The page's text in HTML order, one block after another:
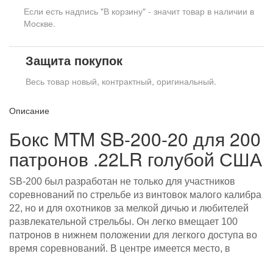
Если есть надпись "В корзину" - значит товар в наличии в
Москве.
Защита покупок
Весь товар новый, контрактный, оригинальный.
Описание
Бокс MTM SB-200-20 для 200
патронов .22LR голубой США
SB-200 был разработан не только для участников
соревнований по стрельбе из винтовок малого калибра
22, но и для охотников за мелкой дичью и любителей
развлекательной стрельбы. Он легко вмещает 100
патронов в нижнем положении для легкого доступа во
время соревнований. В центре имеется место, в